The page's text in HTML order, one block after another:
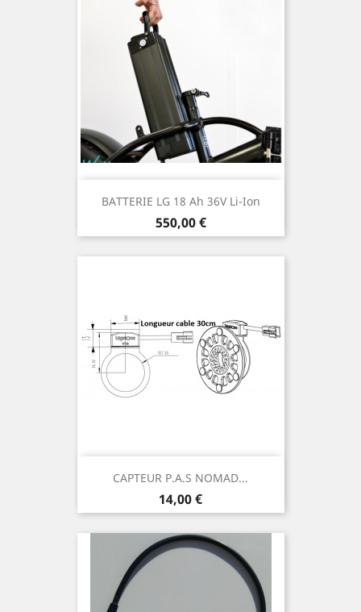
BATTERIE LG 18 Ah 36V Li-Ion
Prix
550,00 €
CAPTEUR P.A.S NOMAD...
Prix
14,00 €